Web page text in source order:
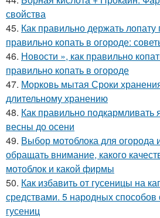
свойства
45. Как правильно держать лопату
правильно копать в огороде:
46. Новости », как правильно
правильно копать в огороде
47. Морковь мытая Сроки
длительному хранению
48. Как правильно подкармливать
весны до осени
49. Выбор мотоблока для огорода
обращать внимание, какого
мотоблок и какой фирмы
50. Как избавить от гусеницы на
средствами. 5 народных способов
гусениц